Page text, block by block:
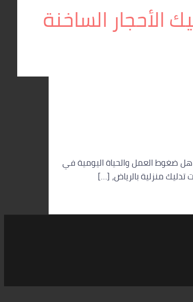
الأحجار الساخنة
هل ضغوط العمل والحياة اليومية في
منزلية بالرياض، […]